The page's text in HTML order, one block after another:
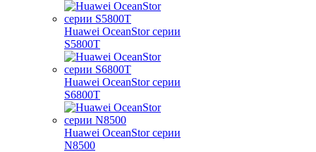
Huawei OceanStor серии
S5800T
Huawei OceanStor серии
S6800T
Huawei OceanStor серии
N8500